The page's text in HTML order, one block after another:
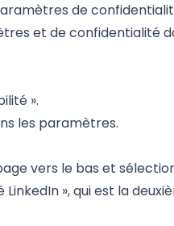
de
».
vers le bas et
», qui est la